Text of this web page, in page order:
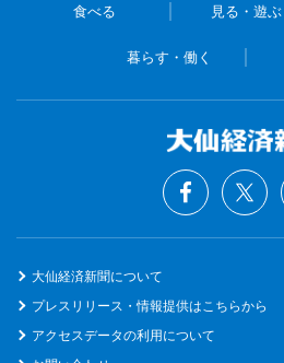
食べる 見る・遊ぶ
暮らす・働く
大仙経済新聞について
プレスリリース・情報提供はこちらから
アクセスデータの利用について